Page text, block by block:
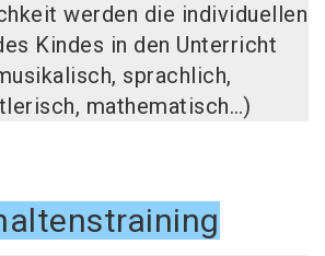
werden die individuellen
Kindes in den Unterricht
sprachlich,
mathematisch…)